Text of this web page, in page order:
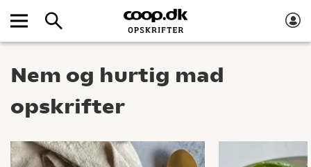
Nem og hurtig mad
opskrifter